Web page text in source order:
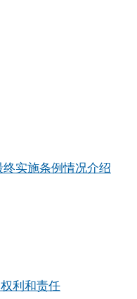
终实施条例情况介绍
利和责任